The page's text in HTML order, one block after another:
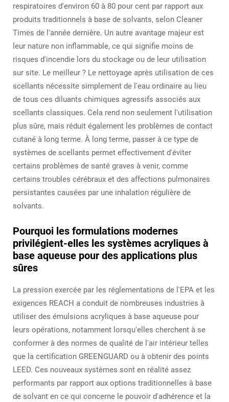
respiratoires d'environ 60 à 80 pour cent par rapport aux
produits traditionnels à base de solvants, selon Cleaner
Times de l'année dernière. Un autre avantage majeur est
leur nature non inflammable, ce qui signifie moins de
risques d'incendie lors du stockage ou de leur utilisation
sur site. Le meilleur ? Le nettoyage après utilisation de ces
scellants nécessite simplement de l'eau ordinaire au lieu
de tous ces diluants chimiques agressifs associés aux
scellants classiques. Cela rend non seulement l'utilisation
plus sûre, mais réduit également les problèmes de contact
cutané à long terme. À long terme, passer à ce type de
systèmes de scellants permet effectivement d'éviter
certains problèmes de santé graves à venir, comme
certains troubles cérébraux et des affections pulmonaires
persistantes causées par une inhalation régulière de
solvants.
Pourquoi les formulations modernes
privilégient-elles les systèmes acryliques à
base aqueuse pour des applications plus
sûres
La pression exercée par les réglementations de l'EPA et les
exigences REACH a conduit de nombreuses industries à
utiliser des émulsions acryliques à base aqueuse pour
leurs opérations, notamment lorsqu'elles cherchent à se
conformer à des normes de qualité de l'air intérieur telles
que la certification GREENGUARD ou à obtenir des points
LEED. Ces nouveaux systèmes sont en réalité assez
performants par rapport aux options traditionnelles à base
de solvant en ce qui concerne le pouvoir d'adhérence et la